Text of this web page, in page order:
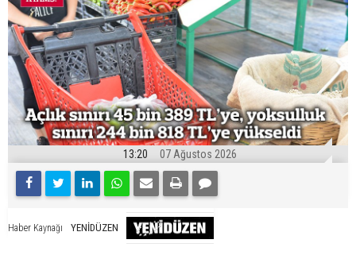
13:20 07 Ağustos 2026
Haber Kaynağı YENİDÜZEN